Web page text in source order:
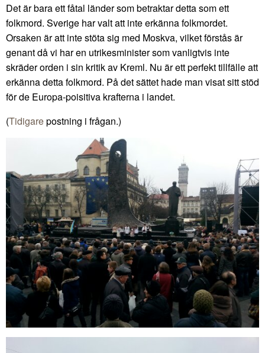
Det är bara ett fåtal länder som betraktar detta som ett
folkmord. Sverige har valt att inte erkänna folkmordet.
Orsaken är att inte stöta sig med Moskva, vilket förstås är
genant då vi har en utrikesminister som vanligtvis inte
skräder orden i sin kritik av Kreml. Nu är ett perfekt tillfälle att
erkänna detta folkmord. På det sättet hade man visat sitt stöd
för de Europa-poisitiva krafterna i landet.
(Tidigarepostning i frågan.)